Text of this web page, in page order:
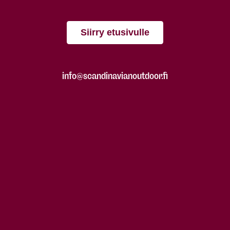
Siirry etusivulle
info@scandinavianoutdoor.fi